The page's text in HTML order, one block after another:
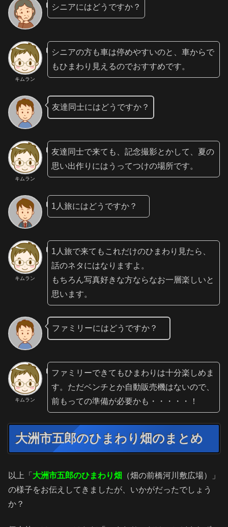
シニアにはどうですか？
キムラン
シニアの方も車は停めやすいのと、車からで
もひまわり見えるのでおすすめです。
友達同士にはどうですか？
キムラン
友達同士で来ても、記念撮影とかして、夏の
思い出作りにはうってつけの場所です。
1人旅にはどうですか？
キムラン
1人旅で来てもこれだけのひまわり見たら、
話のネタにはなりますよ。
もちろん写真好きな方ならなお一層楽しいと
思います。
ファミリーにはどうですか？
キムラン
ファミリーできてもひまわりは十分楽しめま
す。ただベンチとか自動販売機はないので、
前もっての準備が必要かも・・・・・！
大洲市五郎のひまわり畑のまとめ
以上「 大洲市五郎のひまわり畑
（畑の前橋河川敷広場）」
の様子をお伝えしてきましたが、いかがだったでしょう
か？